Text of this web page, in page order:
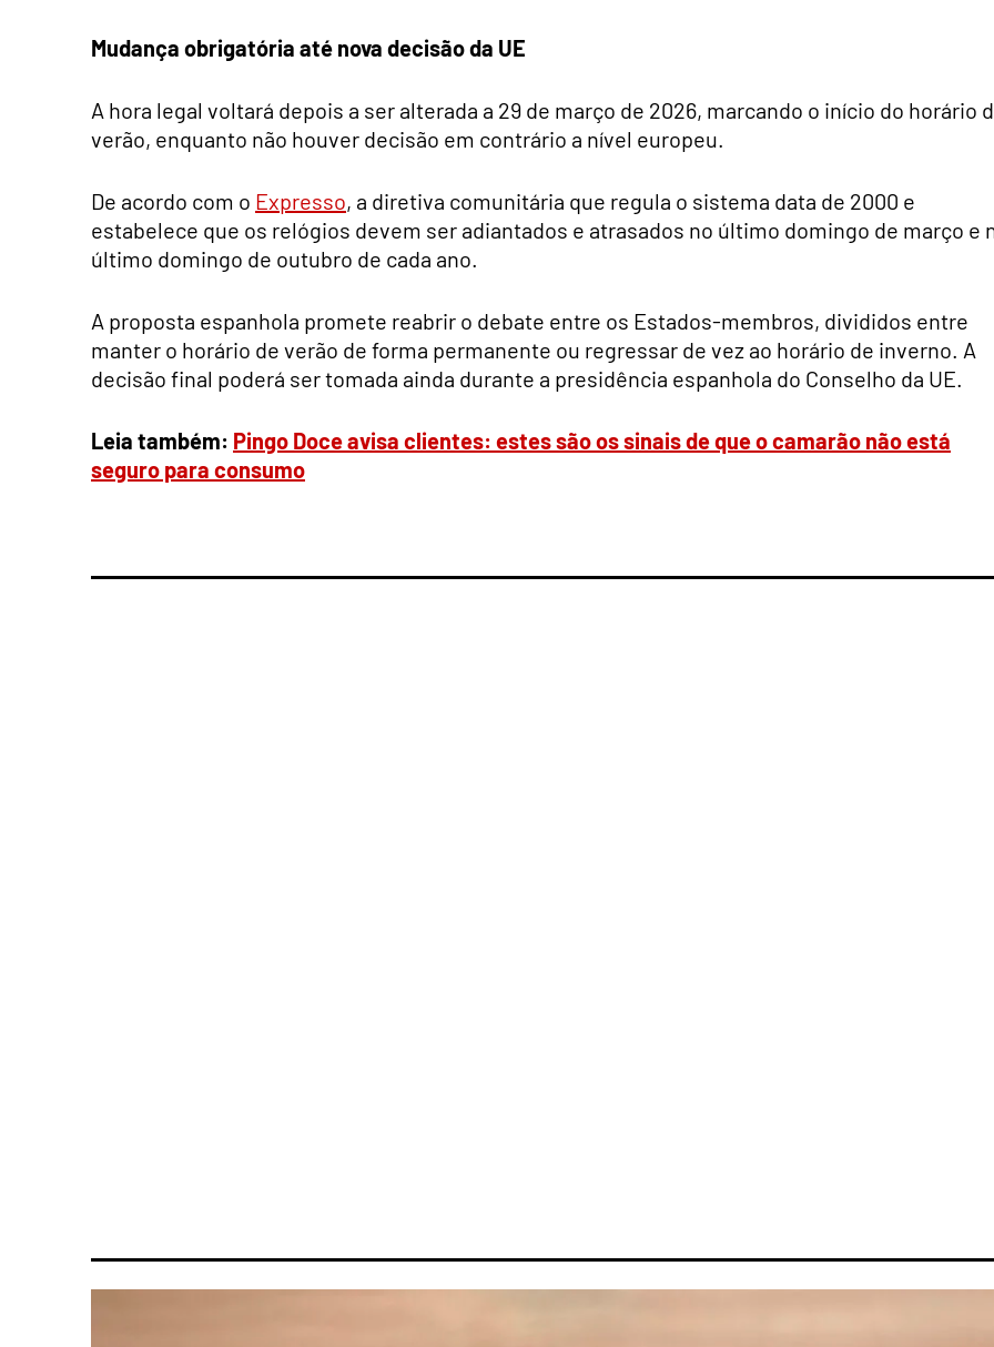
Mudança obrigatória até nova decisão da UE
A hora legal voltará depois a ser alterada a 29 de março de 2026, marcando o início do horário
verão, enquanto não houver decisão em contrário a nível europeu.
De acordo com o Expresso, a diretiva comunitária que regula o sistema data de 2000 e
estabelece que os relógios devem ser adiantados e atrasados no último domingo de março e
último domingo de outubro de cada ano.
A proposta espanhola promete reabrir o debate entre os Estados-membros, divididos entre
manter o horário de verão de forma permanente ou regressar de vez ao horário de inverno. A
decisão final poderá ser tomada ainda durante a presidência espanhola do Conselho da UE.
Leia também: Pingo Doce avisa clientes: estes são os sinais de que o camarão não está
seguro para consumo